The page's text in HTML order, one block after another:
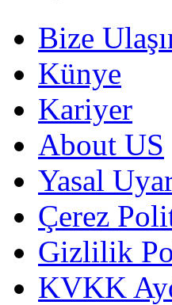
Bize
Künye
Kariyer
About US
Yasal
Çerez
Gizlilik
KVKK